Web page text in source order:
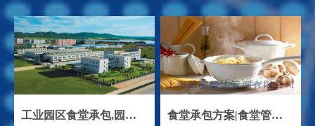
工业园区食堂承包,园区餐饮服务 食堂承包方案|食堂管理方案